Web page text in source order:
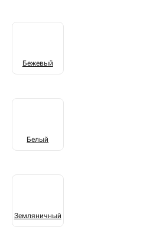
Бежевый
Белый
Земляничный